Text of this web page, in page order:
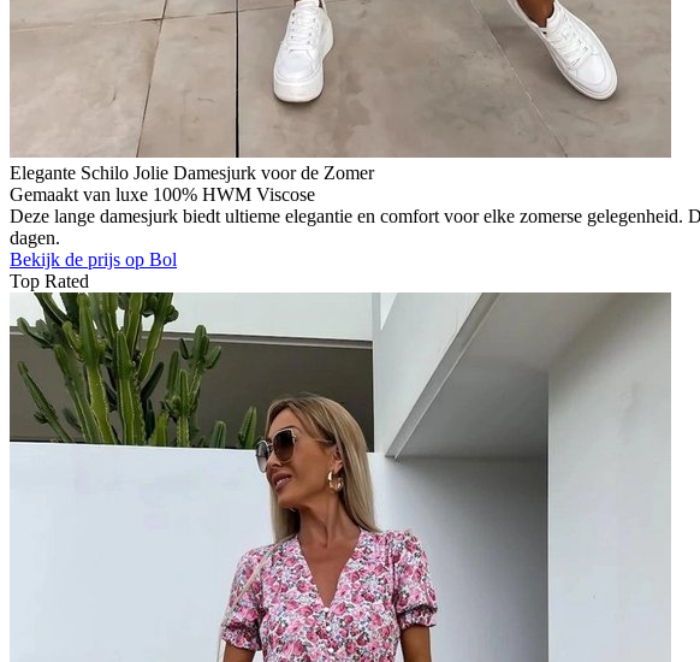
Elegante Schilo Jolie Damesjurk voor de Zomer
Gemaakt van luxe 100% HWM Viscose
Deze lange damesjurk biedt ultieme elegantie en comfort voor elke zomerse
dagen.
Bekijk de prijs op Bol
Top Rated